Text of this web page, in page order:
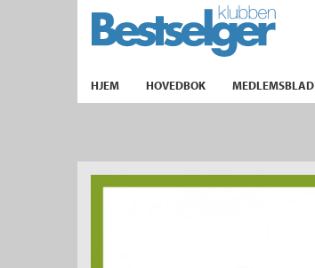
TIL FORSIDEN
HJEM HOVEDBOK MEDLEMSBLAD